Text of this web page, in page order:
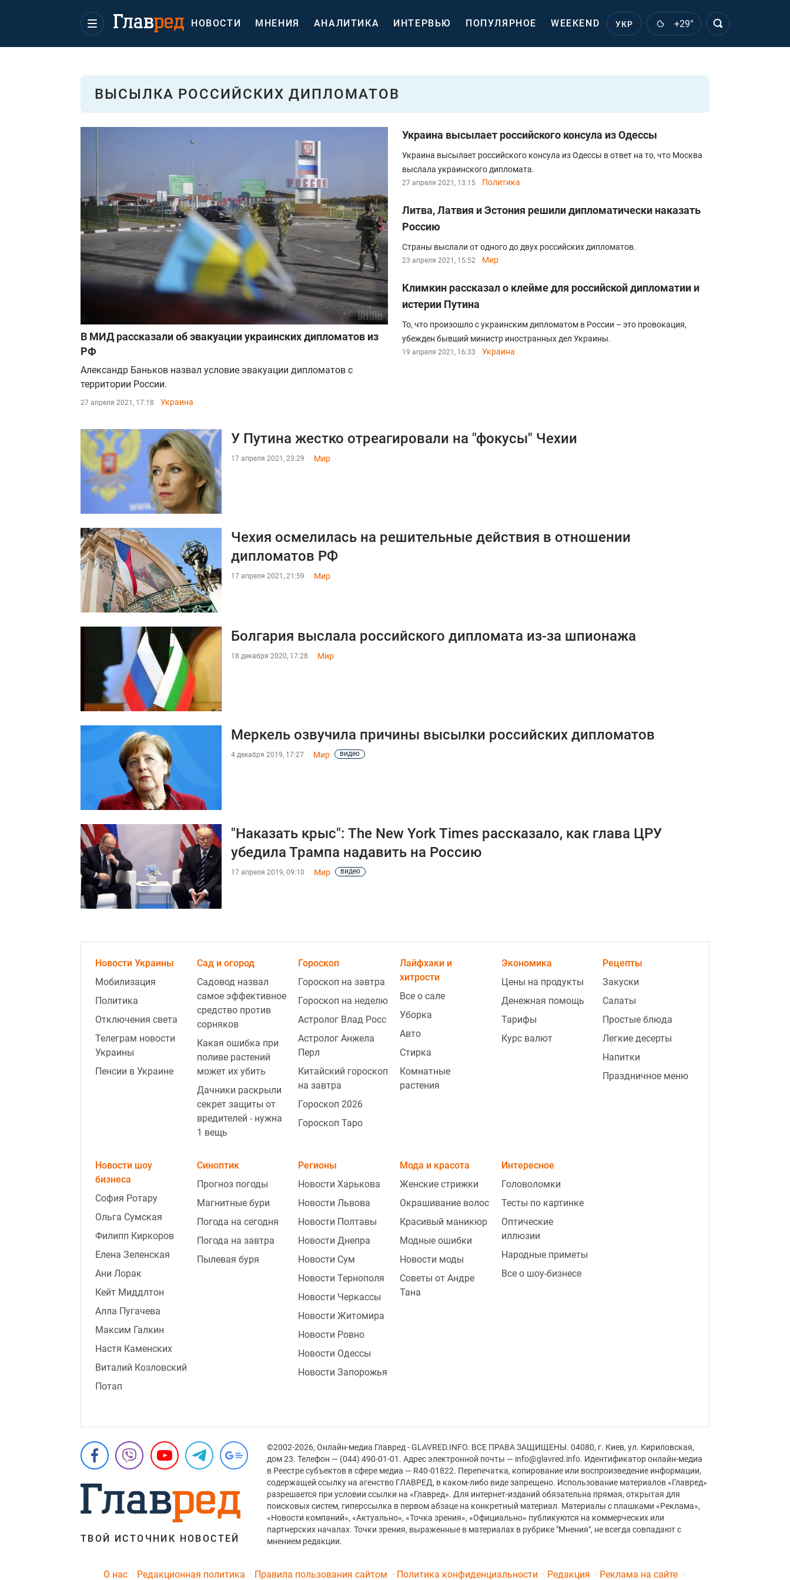
НОВОСТИ МНЕНИЯ АНАЛИТИКА ИНТЕРВЬЮ ПОПУЛЯРНОЕ WEEKEND УКР +29°
ВЫСЫЛКА РОССИЙСКИХ ДИПЛОМАТОВ
В МИД рассказали об эвакуации украинских дипломатов из
РФ
Александр Баньков назвал условие эвакуации дипломатов с
территории России.
27 апреля 2021, 17:18 Украина
Украина высылает российского консула из Одессы
Украина высылает российского консула из Одессы в ответ на то, что Москва
выслала украинского дипломата.
27 апреля 2021, 13:15 Политика
Литва, Латвия и Эстония решили дипломатически наказать
Россию
Страны выслали от одного до двух российских дипломатов.
23 апреля 2021, 15:52 Мир
Климкин рассказал о клейме для российской дипломатии и
истерии Путина
То, что произошло с украинским дипломатом в России – это провокация,
убежден бывший министр иностранных дел Украины.
19 апреля 2021, 16:33 Украина
У Путина жестко отреагировали на "фокусы" Чехии
17 апреля 2021, 23:29 Мир
Чехия осмелилась на решительные действия в отношении
дипломатов РФ
17 апреля 2021, 21:59 Мир
Болгария выслала российского дипломата из-за шпионажа
18 декабря 2020, 17:28 Мир
Меркель озвучила причины высылки российских дипломатов
4 декабря 2019, 17:27 Мир видео
"Наказать крыс": The New York Times рассказало, как глава ЦРУ
убедила Трампа надавить на Россию
17 апреля 2019, 09:10 Мир видео
Новости Украины
Мобилизация
Политика
Отключения света
Телеграм новости
Украины
Пенсии в Украине
Сад и огород
Садовод назвал
самое эффективное
средство против
сорняков
Какая ошибка при
поливе растений
может их убить
Дачники раскрыли
секрет защиты от
вредителей - нужна
1 вещь
Гороскоп
Гороскоп на завтра
Гороскоп на неделю
Астролог Влад Росс
Астролог Анжела
Перл
Китайский гороскоп
на завтра
Гороскоп 2026
Гороскоп Таро
Лайфхаки и
хитрости
Все о сале
Уборка
Авто
Стирка
Комнатные
растения
Экономика
Цены на продукты
Денежная помощь
Тарифы
Курс валют
Рецепты
Закуски
Салаты
Простые блюда
Легкие десерты
Напитки
Праздничное меню
Новости шоу
бизнеса
София Ротару
Ольга Сумская
Филипп Киркоров
Елена Зеленская
Ани Лорак
Кейт Миддлтон
Алла Пугачева
Максим Галкин
Настя Каменских
Виталий Козловский
Потап
Синоптик
Прогноз погоды
Магнитные бури
Погода на сегодня
Погода на завтра
Пылевая буря
Регионы
Новости Харькова
Новости Львова
Новости Полтавы
Новости Днепра
Новости Сум
Новости Тернополя
Новости Черкассы
Новости Житомира
Новости Ровно
Новости Одессы
Новости Запорожья
Мода и красота
Женские стрижки
Окрашивание волос
Красивый маникюр
Модные ошибки
Новости моды
Советы от Андре
Тана
Интересное
Головоломки
Тесты по картинке
Оптические
иллюзии
Народные приметы
Все о шоу-бизнесе
ТВОЙ ИСТОЧНИК НОВОСТЕЙ
©2002-2026, Онлайн-медиа Главред - GLAVRED.INFO. ВСЕ ПРАВА ЗАЩИЩЕНЫ. 04080, г. Киев, ул. Кириловская,
дом 23. Телефон — (044) 490-01-01. Адрес электронной почты — info@glavred.info. Идентификатор онлайн-медиа
в Реестре cубъектов в сфере медиа — R40-01822. Перепечатка, копирование или воспроизведение информации,
содержащей ссылку на агенство ГЛАВРЕД, в каком-либо виде запрещено. Использование материалов «Главред»
разрешается при условии ссылки на «Главред». Для интернет-изданий обязательна прямая, открытая для
поисковых систем, гиперссылка в первом абзаце на конкретный материал. Материалы с плашками «Реклама»,
«Новости компаний», «Актуально», «Точка зрения», «Официально» публикуются на коммерческих или
партнерских началах. Точки зрения, выраженные в материалах в рубрике "Мнения", не всегда совпадают с
мнением редакции.
O нас Редакционная политика Правила пользования сайтом Политика конфиденциальности Редакция Реклама на сайте